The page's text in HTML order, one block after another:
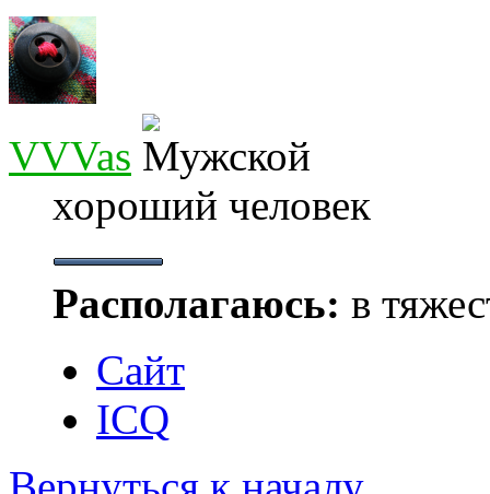
VVVas
хороший человек
Располагаюсь: в
Сайт
ICQ